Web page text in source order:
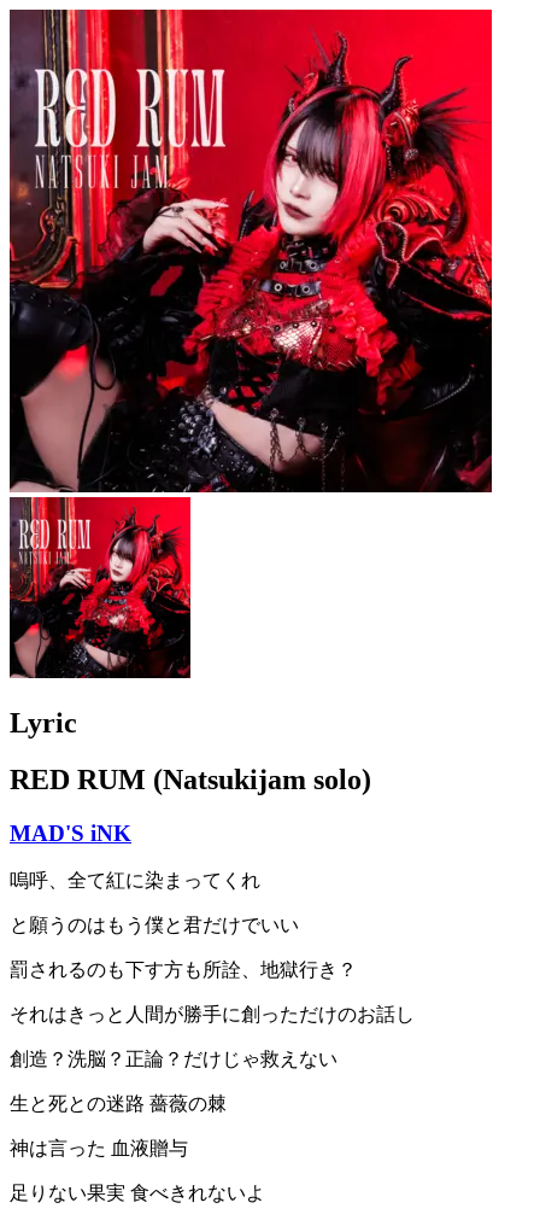
Lyric
RED RUM (Natsukijam solo)
MAD'S iNK
嗚呼、全て紅に染まってくれ
と願うのはもう僕と君だけでいい
罰されるのも下す方も所詮、地獄行き？
それはきっと人間が勝手に創っただけのお話し
創造？洗脳？正論？だけじゃ救えない
生と死との迷路 薔薇の棘
神は言った 血液贈与
足りない果実 食べきれないよ